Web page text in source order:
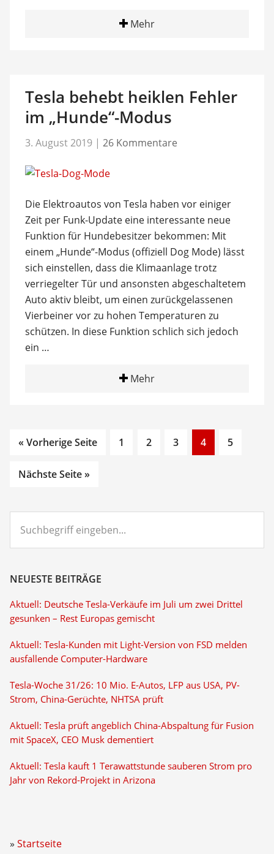
Mehr
Tesla behebt heiklen Fehler
im „Hunde“-Modus
3. August 2019 | 26 Kommentare
Die Elektroautos von Tesla haben vor einiger
Zeit per Funk-Update eine interessante neue
Funktion für Hundebesitzer bekommen: Mit
einem „Hunde“-Modus (offiziell Dog Mode) lässt
sich einstellen, dass die Klimaanlage trotz
verriegelter Tür und ansonsten abgeschaltetem
Auto aktiv bleibt, um einen zurückgelassenen
Vierbeiner vor zu hohen Temperaturen zu
schützen. In diese Funktion schlich sich jedoch
ein …
Mehr
« Vorherige Seite
Go
1
Go
2
Go
3
Go
to
4
Go
5
Nächste Seite »
eingeben...
NEUESTE BEITRÄGE
Aktuell: Deutsche Tesla-Verkäufe im Juli um zwei Drittel
gesunken – Rest Europas gemischt
Aktuell: Tesla-Kunden mit Light-Version von FSD melden
ausfallende Computer-Hardware
Tesla-Woche 31/26: 10 Mio. E-Autos, LFP aus USA, PV-
Strom, China-Gerüchte, NHTSA prüft
Aktuell: Tesla prüft angeblich China-Abspaltung für Fusion
mit SpaceX, CEO Musk dementiert
Aktuell: Tesla kauft 1 Terawattstunde sauberen Strom pro
Jahr von Rekord-Projekt in Arizona
Startseite